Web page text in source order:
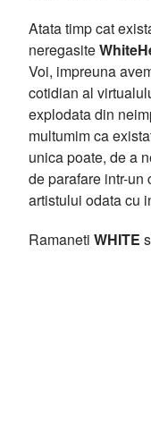
Atata timp cat
neregasite
Voi, impreuna
cotidian al
explodata din
multumim ca
unica poate, de a
de parafare intr-un
artistului odata cu
Ramaneti WHITE